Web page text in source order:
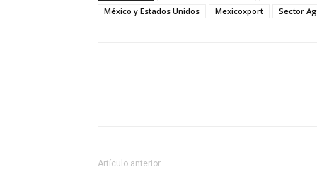
México y Estados Unidos
Mexicoxport Sector
Artículo anterior